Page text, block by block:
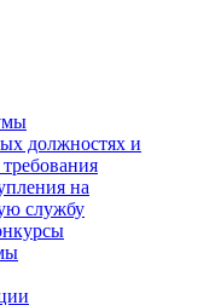
должностях и
на
службу